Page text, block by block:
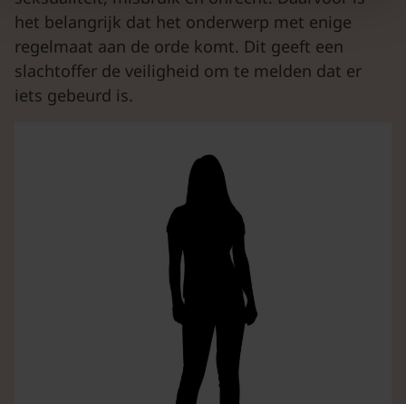
het belangrijk dat het onderwerp met enige
regelmaat aan de orde komt. Dit geeft een
slachtoffer de veiligheid om te melden dat er
iets gebeurd is.